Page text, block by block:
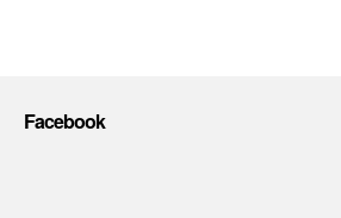
Facebook